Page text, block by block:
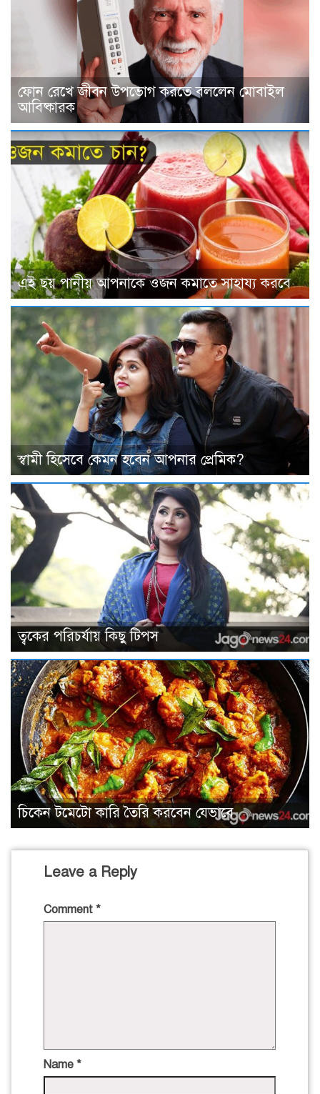
ফোন রেখে জীবন উপভোগ করতে বললেন মোবাইল
আবিষ্কারক
এই ছয় পানীয় আপনাকে ওজন কমাতে সাহায্য করবে
স্বামী হিসেবে কেমন হবেন আপনার প্রেমিক?
ত্বকের পরিচর্যায় কিছু টিপস
চিকেন টমেটো কারি তৈরি করবেন যেভাবে
Leave a Reply
Comment *
Name *